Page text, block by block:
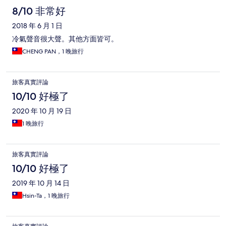
8/10 非常好
2018 年 6 月 1 日
冷氣聲音很大聲。其他方面皆可。
CHENG PAN，1 晚旅行
旅客真實評論
10/10 好極了
2020 年 10 月 19 日
1 晚旅行
旅客真實評論
10/10 好極了
2019 年 10 月 14 日
Hsin-Ta，1 晚旅行